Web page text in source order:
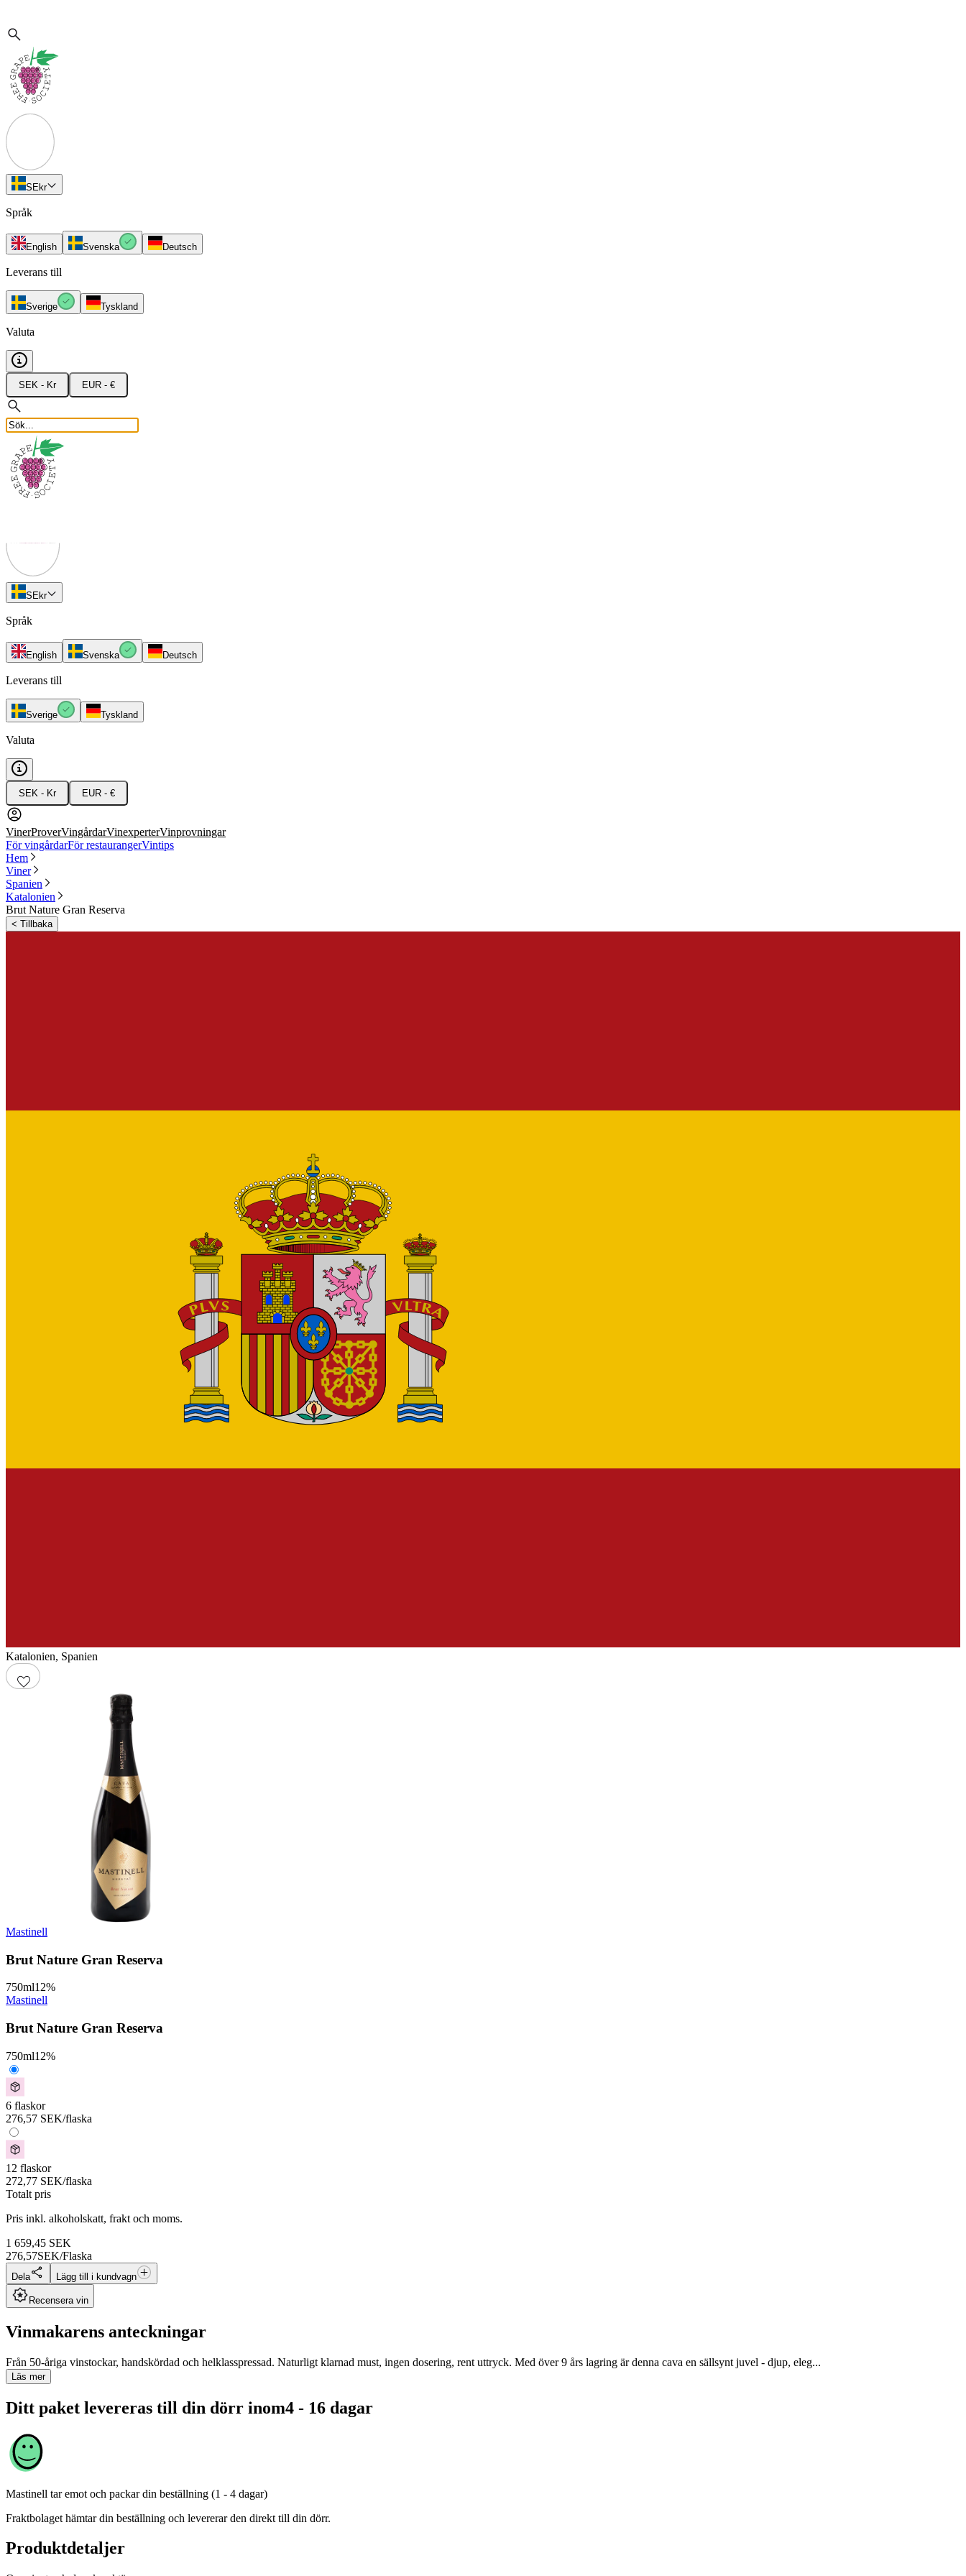
SEkr
Språk
English Svenska Deutsch
Leverans till
Sverige Tyskland
Valuta
SEK - Kr EUR - €
SEkr
Språk
English Svenska Deutsch
Leverans till
Sverige Tyskland
Valuta
SEK - Kr EUR - €
VinerProverVingårdarVinexperterVinprovningar
För vingårdarFör restaurangerVintips
Hem
Viner
Spanien
Katalonien
Brut Nature Gran Reserva
< Tillbaka
Katalonien, Spanien
Mastinell
Brut Nature Gran Reserva
750ml12%
Mastinell
Brut Nature Gran Reserva
750ml12%
6 flaskor
276,57 SEK/flaska
12 flaskor
272,77 SEK/flaska
Totalt pris
Pris inkl. alkoholskatt, frakt och moms.
1 659,45 SEK
276,57SEK/Flaska
Dela Lägg till i kundvagn
Recensera vin
Vinmakarens anteckningar
Från 50-åriga vinstockar, handskördad och helklasspressad. Naturligt klarnad must, ingen dosering, rent uttryck. Med över 9 års lagring är denna cava en sällsynt juvel - djup, eleg...
Läs mer
Ditt paket levereras till din dörr inom4 - 16 dagar
Mastinell tar emot och packar din beställning (1 - 4 dagar)
Fraktbolaget hämtar din beställning och levererar den direkt till din dörr.
Produktdetaljer